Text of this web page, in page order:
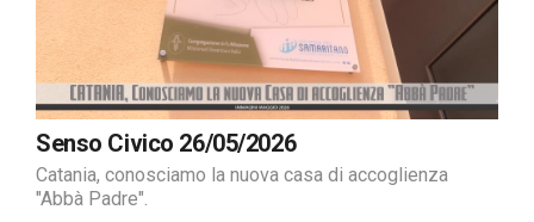
Senso Civico 26/05/2026
Catania, conosciamo la nuova casa di accoglienza
"Abbà Padre".